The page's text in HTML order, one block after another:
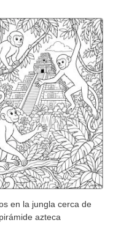
en la jungla cerca de
azteca